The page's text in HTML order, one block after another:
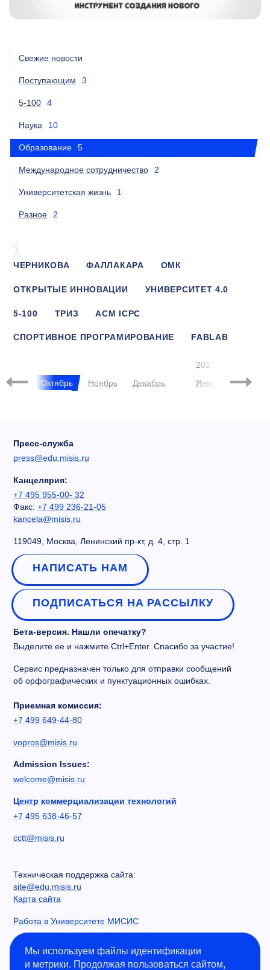
Свежие новости
Поступающим 3
5-100 4
Наука 10
Образование 5
Международное сотрудничество 2
Университетская жизнь 1
Разное 2
ЧЕРНИКОВА ФАЛЛАКАРА ОМК
ОТКРЫТЫЕ ИННОВАЦИИ УНИВЕРСИТЕТ 4.0
5-100 ТРИЗ ACM ICPC
СПОРТИВНОЕ ПРОГРАМИРОВАНИЕ FABLAB
Октябрь Ноябрь Декабрь
2017
Январь
Пресс-служба
press@edu.misis.ru
Канцелярия:
+7 495 955-00- 32
Факс: +7 499 236-21-05
kancela@misis.ru
119049, Москва, Ленинский пр-кт, д. 4, стр. 1
НАПИСАТЬ НАМ
ПОДПИСАТЬСЯ НА РАССЫЛКУ
Бета-версия. Нашли опечатку?
Выделите ее и нажмите Ctrl+Enter. Спасибо за участие!
Сервис предназначен только для отправки сообщений
об орфографических и пунктуационных ошибках.
Приемная комиссия:
+7 499 649-44-80
vopros@misis.ru
Admission Issues:
welcome@misis.ru
Центр коммерциализации технологий
+7 495 638-46-57
cctt@misis.ru
Техническая поддержка сайта:
site@edu.misis.ru
Карта сайта
Работа в Университете МИСИС
Информация о закупках
Мы используем файлы идентификации
и метрики. Продолжая пользоваться сайтом,